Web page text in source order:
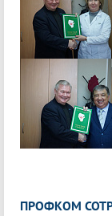
ПРОФКОМ